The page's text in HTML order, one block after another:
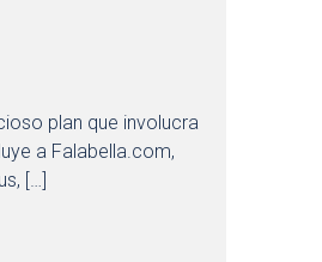
plan que involucra
a Falabella.com,
[…]